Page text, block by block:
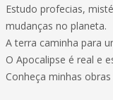
Estudo profecias,
mudanças no planeta.
A terra caminha para
O Apocalipse é real e
Conheça minhas